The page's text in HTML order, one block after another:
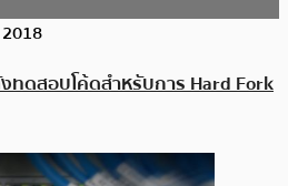
ดสอบโค้ดสำหรับการ Hard Fork